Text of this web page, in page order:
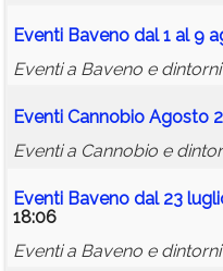
Eventi Baveno dal 1 al 9
Eventi a Baveno e
Eventi Cannobio Agosto
Eventi a Cannobio e
Eventi Baveno dal 23
18:06
Eventi a Baveno e